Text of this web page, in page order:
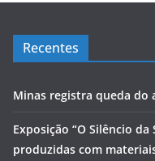
Recentes
Minas registra queda do
Exposição “O Silêncio
produzidas com